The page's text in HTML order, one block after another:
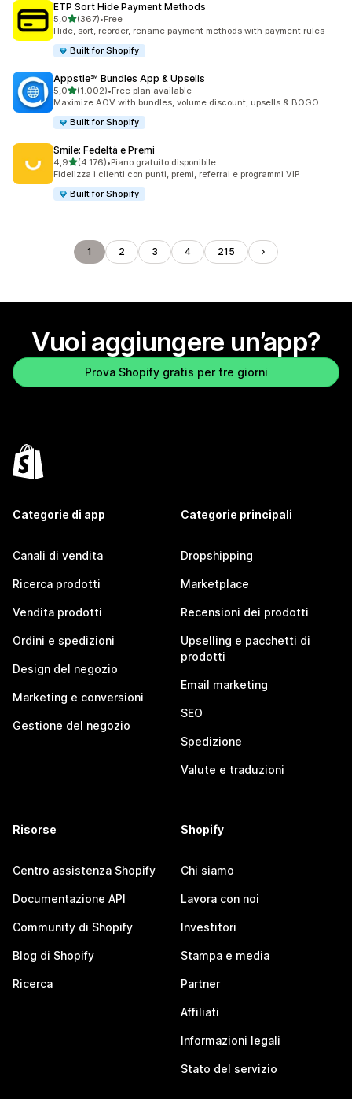
ETP Sort Hide Payment Methods
5,0stelle su 5
(367)
367 recensioni totali
•Free
Hide, sort, reorder, rename payment methods with payment rules
Built for Shopify
Appstle℠ Bundles App & Upsells
5,0stelle su 5
(1.002)
1002 recensioni totali
•Free plan available
Maximize AOV with bundles, volume discount, upsells & BOGO
Built for Shopify
Smile: Fedeltà e Premi
4,9stelle su 5
(4.176)
4176 recensioni totali
•Piano gratuito disponibile
Fidelizza i clienti con punti, premi, referral e programmi VIP
Built for Shopify
1 2 3 4 215
Vuoi aggiungere un’app?
Prova Shopify gratis per tre giorni
Categorie di app
Canali di vendita
Ricerca prodotti
Vendita prodotti
Ordini e spedizioni
Design del negozio
Marketing e conversioni
Gestione del negozio
Categorie principali
Dropshipping
Marketplace
Recensioni dei prodotti
Upselling e pacchetti di
prodotti
Email marketing
SEO
Spedizione
Valute e traduzioni
Risorse
Centro assistenza Shopify
Documentazione API
Community di Shopify
Blog di Shopify
Ricerca
Shopify
Chi siamo
Lavora con noi
Investitori
Stampa e media
Partner
Affiliati
Informazioni legali
Stato del servizio